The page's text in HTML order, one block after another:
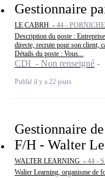
Gestionnaire
LE CABRH - 44 -
Description du poste :
directe, recrute pour son client,
Détails du poste : Vous...
CDI - Non renseigné
Publié il y a 22 jours
Gestionnaire
F/H - Walter
WALTER LEARNING - 44 -
Walter Learning, organisme de